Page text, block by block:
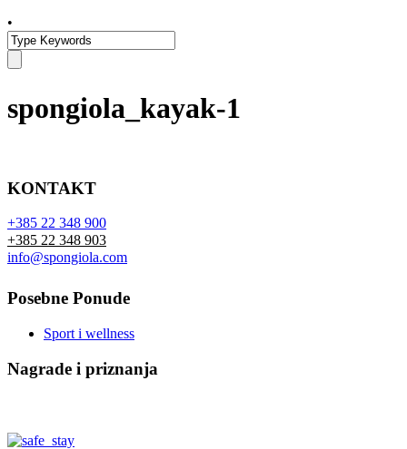
•
spongiola_kayak-1
KONTAKT
+385 22 348 900
+385 22 348 903
info@spongiola.com
Posebne Ponude
Sport i wellness
Nagrade i priznanja